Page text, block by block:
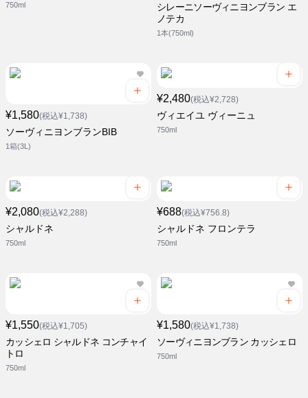
750ml
シレーニソーヴィニヨンブラン エ
ノテカ
1本(750ml)
¥1,580(税込¥1,738)
ソーヴィニヨンブランBIB
1箱(3L)
¥2,480(税込¥2,728)
ヴィエイユ ヴィーニュ
750ml
¥2,080(税込¥2,288)
シャルドネ
750ml
¥688(税込¥756.8)
シャルドネ フロンテラ
750ml
¥1,550(税込¥1,705)
カッシェロ シャルドネ コンチャイ
トロ
750ml
¥1,580(税込¥1,738)
ソーヴィニヨンブラン カッシェロ
750ml